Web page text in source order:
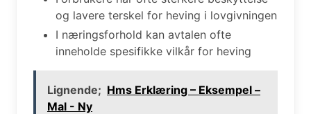
og lavere terskel for heving i lovgivningen
I næringsforhold kan avtalen ofte
inneholde spesifikke vilkår for heving
Lignende; Hms Erklæring – Eksempel –
Mal - Ny